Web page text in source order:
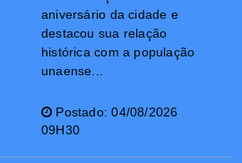
aniversário da cidade e
destacou sua relação
histórica com a população
unaense...
Postado: 04/08/2026
09H30